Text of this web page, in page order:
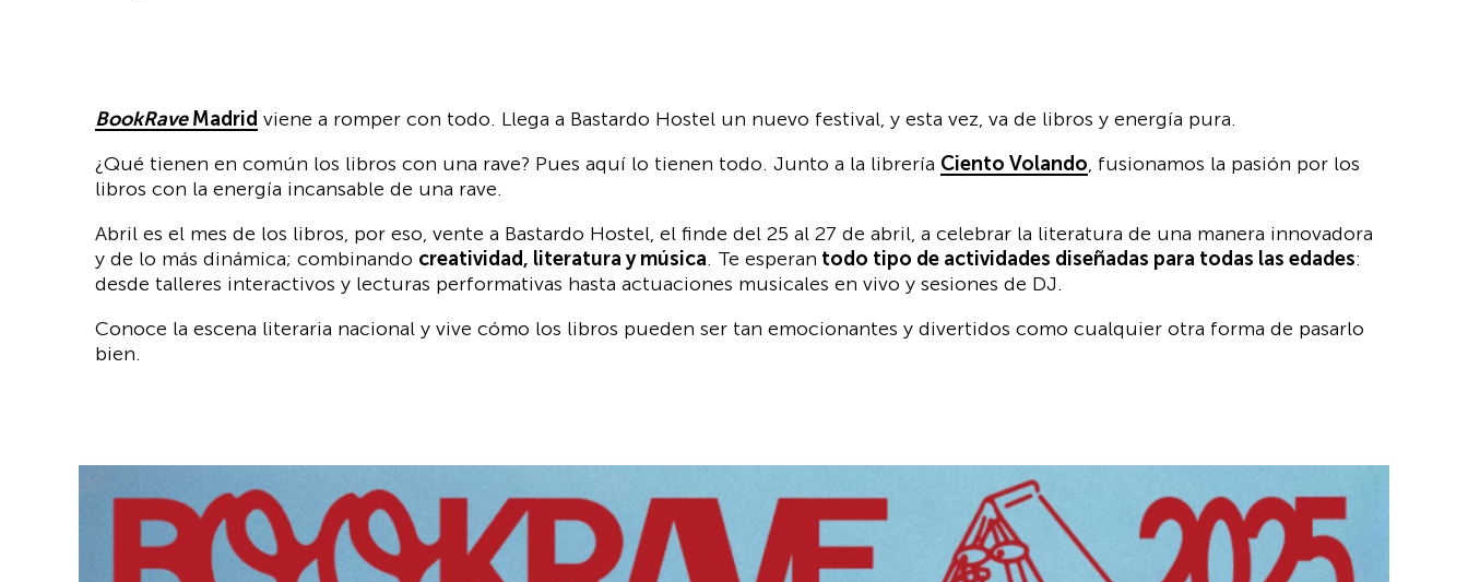
BookRaveMadrid viene a romper con todo. Llega a Bastardo Hostel un nuevo festival, y esta vez, va de libros y energía pura.
¿Qué tienen en común los libros con una rave? Pues aquí lo tienen todo. Junto a la librería Ciento Volando, fusionamos la pasión por los
libros con la energía incansable de una rave.
Abril es el mes de los libros, por eso, vente a Bastardo Hostel, el finde del 25 al 27 de abril, a celebrar la literatura de una manera innovadora
y de lo más dinámica; combinando creatividad, literatura y música. Te esperan todo tipo de actividades diseñadas para todas las edades:
desde talleres interactivos y lecturas performativas hasta actuaciones musicales en vivo y sesiones de DJ.
Conoce la escena literaria nacional y vive cómo los libros pueden ser tan emocionantes y divertidos como cualquier otra forma de pasarlo
bien.